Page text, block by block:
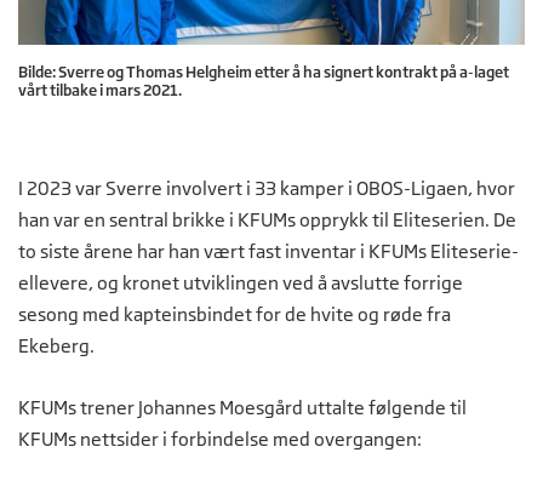
Bilde: Sverre og Thomas Helgheim etter å ha signert kontrakt på a-laget
vårt tilbake i mars 2021.
I 2023 var Sverre involvert i 33 kamper i OBOS-Ligaen, hvor
han var en sentral brikke i KFUMs opprykk til Eliteserien. De
to siste årene har han vært fast inventar i KFUMs Eliteserie-
ellevere, og kronet utviklingen ved å avslutte forrige
sesong med kapteinsbindet for de hvite og røde fra
Ekeberg.
KFUMs trener Johannes Moesgård uttalte følgende til
KFUMs nettsider i forbindelse med overgangen: